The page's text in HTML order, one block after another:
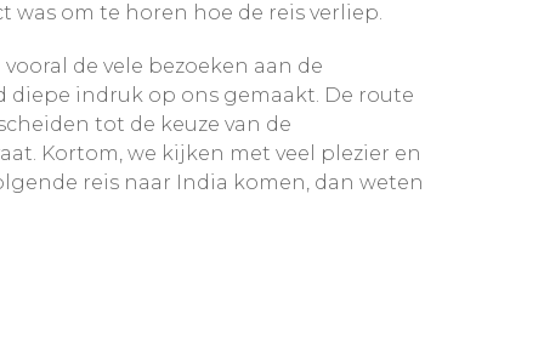
om te horen hoe de reis verliep.
de vele bezoeken aan de
indruk op ons gemaakt. De route
tot de keuze van de
Kortom, we kijken met veel plezier en
reis naar India komen, dan weten